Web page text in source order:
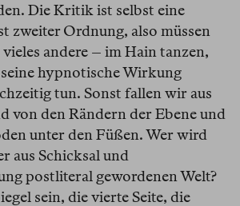
Die Kritik ist selbst eine
zweiter Ordnung, also müssen
andere – im Hain tanzen,
hypnotische Wirkung
tun. Sonst fallen wir aus
von den Rändern der Ebene und
unter den Füßen. Wer wird
aus Schicksal und
postliteral gewordenen Welt?
sein, die vierte Seite, die